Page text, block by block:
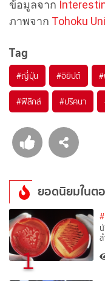
ข้อมูลจาก
ภาพจาก Tohoku
Tag
#ญี่ปุ่น #อิยิปต์ #
#ฟิสิกส์ #ปริศนา
ยอดนิยมในต
1